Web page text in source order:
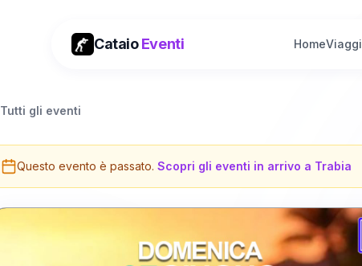
CataioEventi HomeViaggi
Tutti gli eventi
Questo evento è passato. Scopri gli eventi in arrivo a Trabia